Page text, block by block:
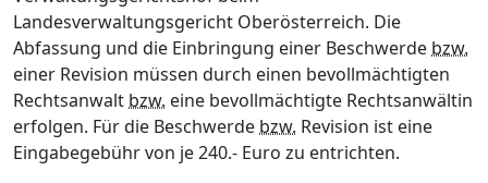
Landesverwaltungsgericht Oberösterreich. Die
Abfassung und die Einbringung einer Beschwerde bzw.
einer Revision müssen durch einen bevollmächtigten
Rechtsanwalt bzw. eine bevollmächtigte Rechtsanwältin
erfolgen. Für die Beschwerde bzw. Revision ist eine
Eingabegebühr von je 240.- Euro zu entrichten.